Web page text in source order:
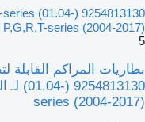
P,G,R,T-series (2004-2017)
5
series (2004-2017)